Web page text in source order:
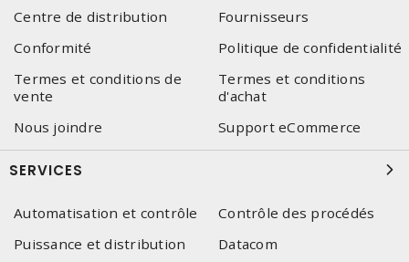
Centre de distribution
Fournisseurs
Conformité
Politique de confidentialité
Termes et conditions de
vente
Termes et conditions
d'achat
Nous joindre
Support eCommerce
SERVICES
Automatisation et contrôle
Contrôle des procédés
Puissance et distribution
Datacom